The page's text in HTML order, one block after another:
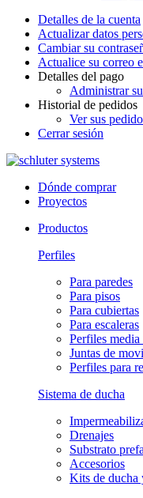
Detalles de la cuenta
Actualizar datos
Cambiar su
Actualice su correo
Detalles del pago
Administrar
Historial de pedidos
Ver sus
Cerrar sesión
Dónde comprar
Proyectos
Productos
Perfiles
Para paredes
Para pisos
Para cubiertas
Para escaleras
Perfiles media
Juntas de
Perfiles para
Sistema de ducha
Drenajes
Substrato
Accesorios
Kits de ducha